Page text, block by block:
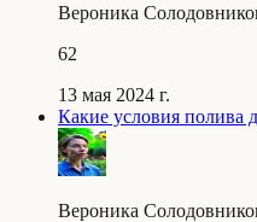
Вероника
62
13 мая 2024 г.
Какие условия полива
Вероника